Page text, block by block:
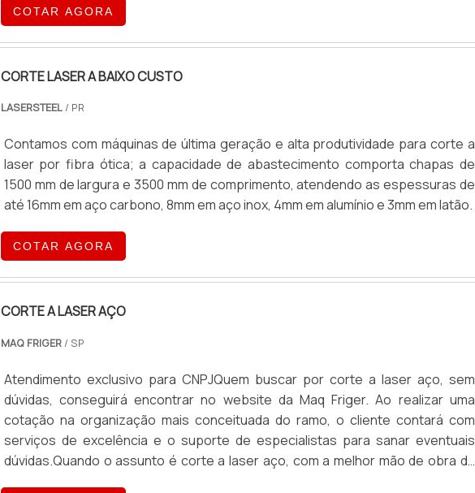
tamanha precisão e velocidade que dão ao laser uma larga vantagem s.
COTAR AGORA
CORTE LASER A BAIXO CUSTO
LASERSTEEL/ PR
Contamos com máquinas de última geração e alta produtividade para corte a
laser por fibra ótica; a capacidade de abastecimento comporta chapas de
1500 mm de largura e 3500 mm de comprimento, atendendo as espessuras de
até 16mm em aço carbono, 8mm em aço inox, 4mm em alumínio e 3mm em latão.
COTAR AGORA
CORTE A LASER AÇO
MAQ FRIGER/ SP
Atendimento exclusivo para CNPJQuem buscar por corte a laser aço, sem
dúvidas, conseguirá encontrar no website da Maq Friger. Ao realizar uma
cotação na organização mais conceituada do ramo, o cliente contará com
serviços de excelência e o suporte de especialistas para sanar eventuais
dúvidas.Quando o assunto é corte a laser aço, com a melhor mão de obra da